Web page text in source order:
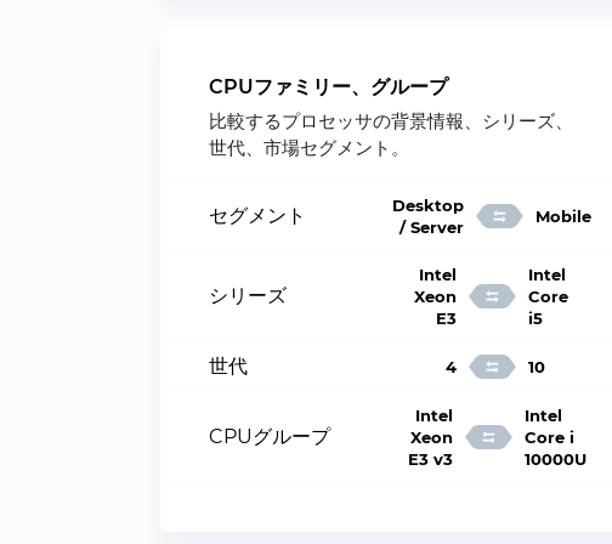
CPUファミリー、グループ
比較するプロセッサの背景情報、シリーズ、
世代、市場セグメント。
セグメント
Desktop
/ Server
Mobile
シリーズ
Intel
Xeon
E3
Intel
Core
i5
世代 4 10
CPUグループ
Intel
Xeon
E3 v3
Intel
Core i
10000U